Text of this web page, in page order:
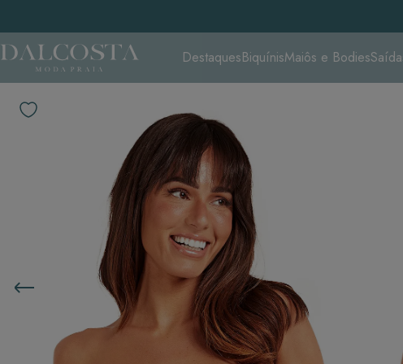
DestaquesBiquínisMaiôs e Bodies